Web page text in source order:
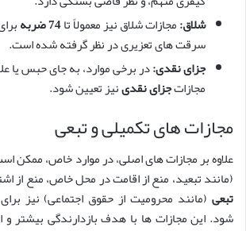
شلاق:مجازات شلاق نیز معمولاً تا74 ضربه
سرقت های تعزیری در نظر گرفته شده است.
جزای نقدی:در برخی موارد، به جای حبس یا
مجازاتجزای نقدینیز تعیین شود.
مجازات های تکمیلی و تبعی
علاوه بر مجازات های اصلی، در موارد خاص، ممکن
(مانند تبعید، منع از اقامت در محل خاص، منع از
تبعی (مانند محرومیت از حقوق اجتماعی) نیز
شود. این مجازات ها با هدف بازدارندگی بیشتر